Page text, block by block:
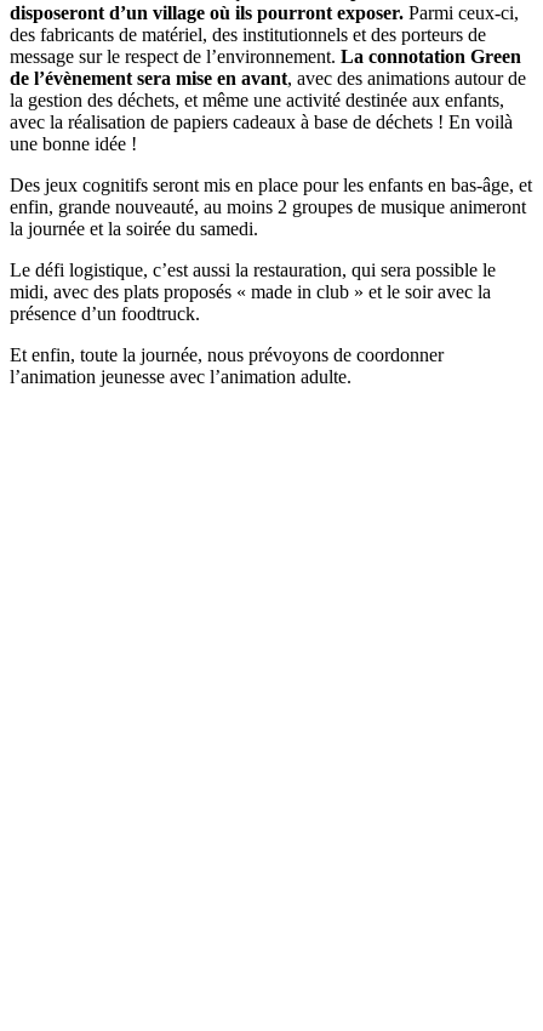
disposeront d’un village où ils pourront exposer. Parmi ceux-ci,
des fabricants de matériel, des institutionnels et des porteurs de
message sur le respect de l’environnement. La connotation Green
de l’évènement sera mise en avant, avec des animations autour de
la gestion des déchets, et même une activité destinée aux enfants,
avec la réalisation de papiers cadeaux à base de déchets ! En voilà
une bonne idée !
Des jeux cognitifs seront mis en place pour les enfants en bas-âge, et
enfin, grande nouveauté, au moins 2 groupes de musique animeront
la journée et la soirée du samedi.
Le défi logistique, c’est aussi la restauration, qui sera possible le
midi, avec des plats proposés « made in club » et le soir avec la
présence d’un foodtruck.
Et enfin, toute la journée, nous prévoyons de coordonner
l’animation jeunesse avec l’animation adulte.